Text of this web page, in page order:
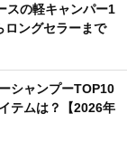
スの軽キャンパー1
ロングセラーまで
シャンプーTOP10
テムは？【2026年